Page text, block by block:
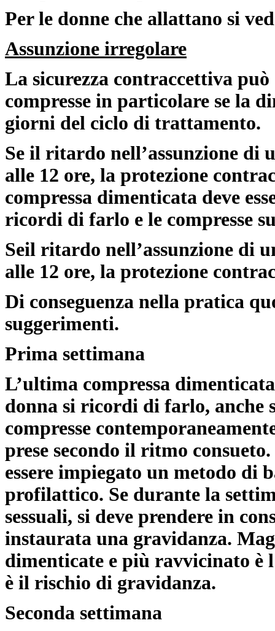
Per le donne che allattano si
Assunzione irregolare
La sicurezza contraccettiva
compresse in particolare se la
giorni del ciclo di trattamento.
Se il ritardo nell’assunzione di
alle 12 ore, la protezione
compressa dimenticata deve
ricordi di farlo e le compresse
Seil ritardo nell’assunzione di
alle 12 ore, la protezione
Di conseguenza nella pratica
suggerimenti.
Prima settimana
L’ultima compressa
donna si ricordi di farlo, anche
compresse
prese secondo il ritmo
essere impiegato un metodo di
profilattico. Se durante la
sessuali, si deve prendere in
instaurata una gravidanza.
dimenticate e più ravvicinato è
è il rischio di gravidanza.
Seconda settimana